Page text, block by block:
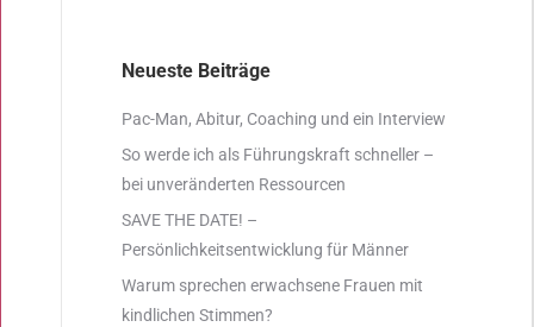
Neueste Beiträge
Pac-Man, Abitur, Coaching und ein Interview
So werde ich als Führungskraft schneller –
bei unveränderten Ressourcen
SAVE THE DATE! –
Persönlichkeitsentwicklung für Männer
Warum sprechen erwachsene Frauen mit
kindlichen Stimmen?